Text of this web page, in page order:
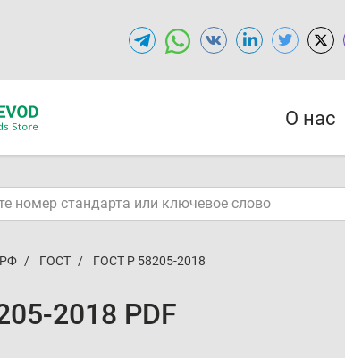
О нас
ГОСТ ГОСТ Р 58205-2018
2018 PDF